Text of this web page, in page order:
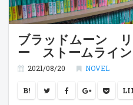
ブラッドムーン
ー ストームライン
2021/08/20 NOVEL
B!